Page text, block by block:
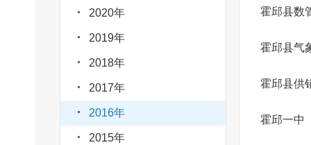
2020年
2019年
2018年
2017年
2016年
2015年
霍邱县数
霍邱县气
霍邱县供
霍邱一中